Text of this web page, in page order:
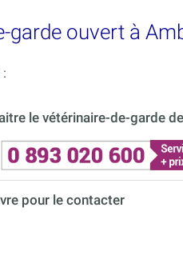
ouvert à
le vétérinaire-de-garde
pour le contacter